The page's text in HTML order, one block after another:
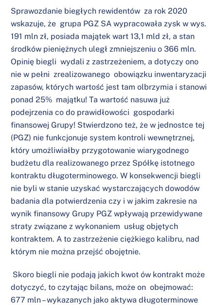
Sprawozdanie biegłych rewidentów za rok 2020
wskazuje, że grupa PGZ SA wypracowała zysk w wys.
191 mln zł, posiada majątek wart 13,1 mld zł, a stan
środków pieniężnych uległ zmniejszeniu o 366 mln.
Opinię biegli wydali z zastrzeżeniem, a dotyczy ono
nie w pełni zrealizowanego obowiązku inwentaryzacji
zapasów, których wartość jest tam olbrzymia i stanowi
ponad 25% majątku! Ta wartość nasuwa już
podejrzenia co do prawidłowości gospodarki
finansowej Grupy! Stwierdzono też, że w jednostce tej
(PGZ) nie funkcjonuje system kontroli wewnętrznej,
który umożliwiałby przygotowanie wiarygodnego
budżetu dla realizowanego przez Spółkę istotnego
kontraktu długoterminowego. W konsekwencji biegli
nie byli w stanie uzyskać wystarczających dowodów
badania dla potwierdzenia czy i w jakim zakresie na
wynik finansowy Grupy PGZ wpływają przewidywane
straty związane z wykonaniem usług objętych
kontraktem. A to zastrzeżenie ciężkiego kalibru, nad
którym nie można przejść obojętnie.
Skoro biegli nie podają jakich kwot ów kontrakt może
dotyczyć, to czytając bilans, może on obejmować:
677 mln – wykazanych jako aktywa długoterminowe